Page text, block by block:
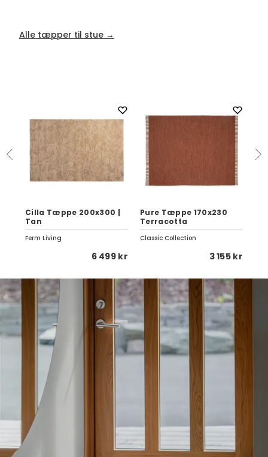
Alle tæpper til stue →
Cilla Tæppe 200x300 |
Tan
Ferm Living
6 499 kr
Pure Tæppe 170x230
Terracotta
Classic Collection
3 155 kr